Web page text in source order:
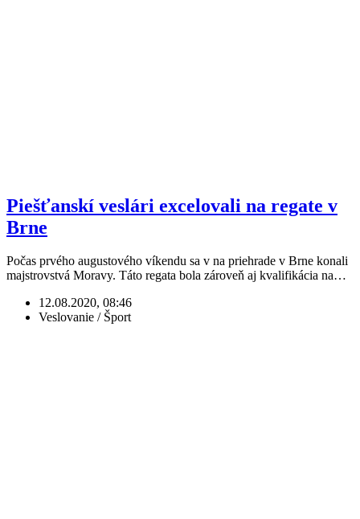
Piešťanskí veslári excelovali na regate v
Brne
Počas prvého augustového víkendu sa v na priehrade v Brne konali
majstrovstvá Moravy. Táto regata bola zároveň aj kvalifikácia na…
12.08.2020, 08:46
Veslovanie / Šport